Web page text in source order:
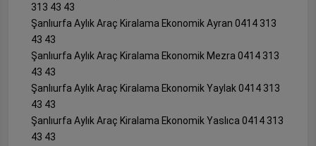
313 43 43
Şanlıurfa Aylık Araç Kiralama Ekonomik Ayran 0414 313
43 43
Şanlıurfa Aylık Araç Kiralama Ekonomik Mezra 0414 313
43 43
Şanlıurfa Aylık Araç Kiralama Ekonomik Yaylak 0414 313
43 43
Şanlıurfa Aylık Araç Kiralama Ekonomik Yaslıca 0414 313
43 43